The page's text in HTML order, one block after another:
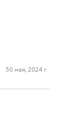
30 мая, 2024 г.